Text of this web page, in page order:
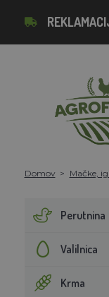
Domov Mačke,
Perutnina
Valilnica
Krma